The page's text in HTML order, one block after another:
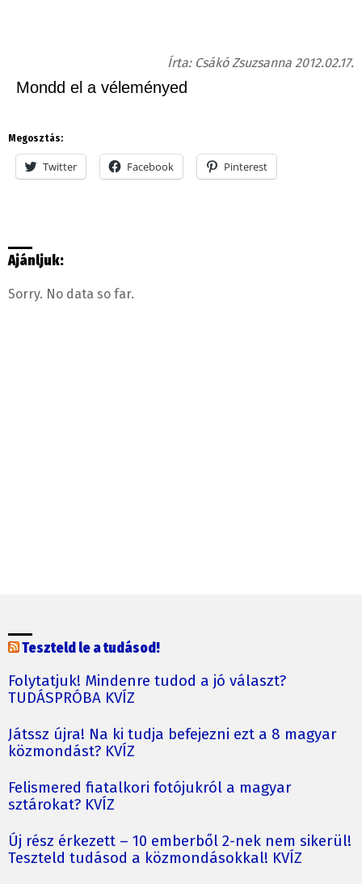
Írta: Csákó Zsuzsanna 2012.02.17.
Mondd el a véleményed
Megosztás:
Twitter Facebook Pinterest
Ajánljuk:
Sorry. No data so far.
Teszteld le a tudásod!
Folytatjuk! Mindenre tudod a jó választ?
TUDÁSPRÓBA KVÍZ
Játssz újra! Na ki tudja befejezni ezt a 8 magyar
közmondást? KVÍZ
Felismered fiatalkori fotójukról a magyar
sztárokat? KVÍZ
Új rész érkezett – 10 emberből 2-nek nem sikerül!
Teszteld tudásod a közmondásokkal! KVÍZ